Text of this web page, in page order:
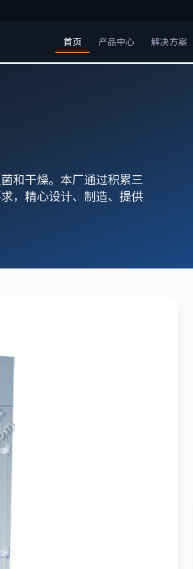
首页 产品中心 解决方案
和干燥。本厂通过积累三
，精心设计、制造、提供